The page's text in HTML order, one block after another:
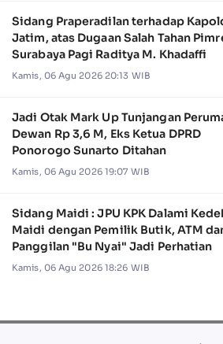
Sidang Praperadilan terhadap
Jatim, atas Dugaan Salah Tahan
Surabaya Pagi Raditya M. Khadaffi
Kamis, 06 Agu 2026 20:13 WIB
Jadi Otak Mark Up Tunjangan
Dewan Rp 3,6 M, Eks Ketua DPRD
Ponorogo Sunarto Ditahan
Kamis, 06 Agu 2026 19:07 WIB
Sidang Maidi : JPU KPK Dalami
Maidi dengan Pemilik Butik, ATM
Panggilan "Bu Nyai" Jadi Perhatian
Kamis, 06 Agu 2026 18:26 WIB